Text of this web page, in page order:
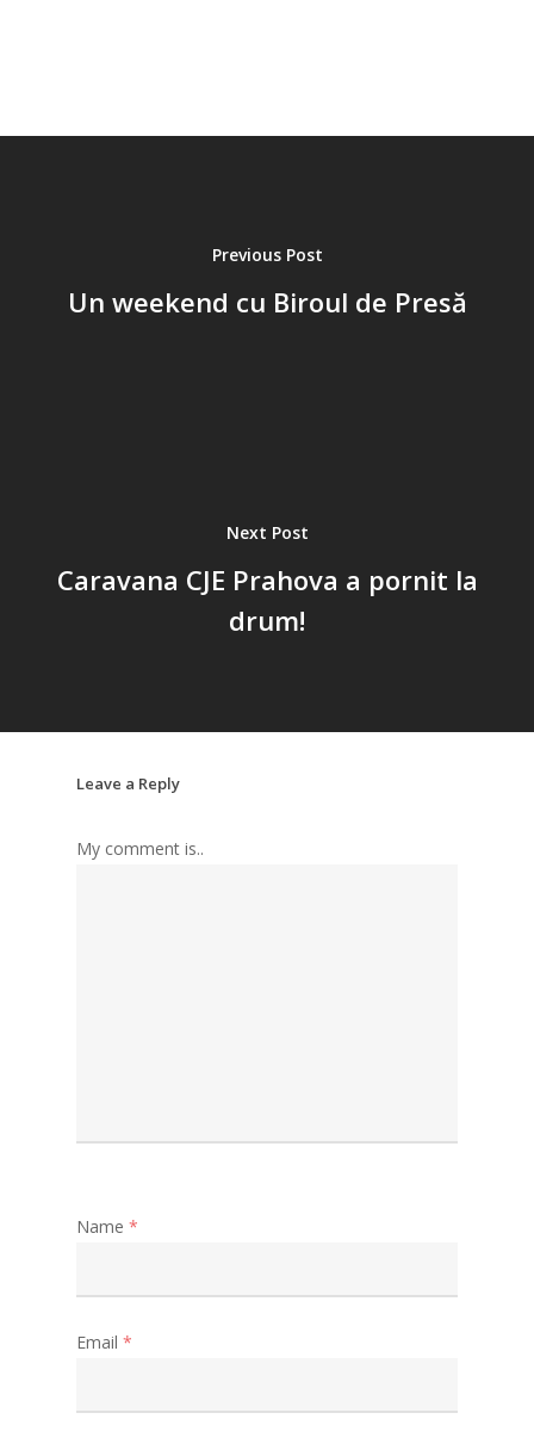
Previous Post
Un weekend cu Biroul de Presă
Next Post
Caravana CJE Prahova a pornit la
drum!
Leave a Reply
My comment is..
Name *
Email *